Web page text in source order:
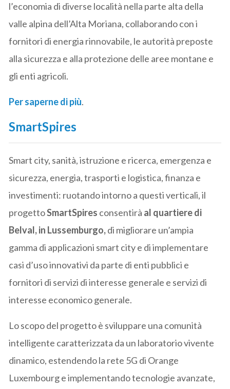
l’economia di diverse località nella parte alta della
valle alpina dell’Alta Moriana, collaborando con i
fornitori di energia rinnovabile, le autorità preposte
alla sicurezza e alla protezione delle aree montane e
gli enti agricoli.
Per saperne di più.
SmartSpires
Smart city, sanità, istruzione e ricerca, emergenza e
sicurezza, energia, trasporti e logistica, finanza e
investimenti: ruotando intorno a questi verticali, il
progettoSmartSpires consentirà al quartiere di
Belval, in Lussemburgo,di migliorare un’ampia
gamma di applicazioni smart city e di implementare
casi d’uso innovativi da parte di enti pubblici e
fornitori di servizi di interesse generale e servizi di
interesse economico generale.
Lo scopo del progetto è sviluppare una comunità
intelligente caratterizzata da un laboratorio vivente
dinamico, estendendo la rete 5G di Orange
Luxembourg e implementando tecnologie avanzate,